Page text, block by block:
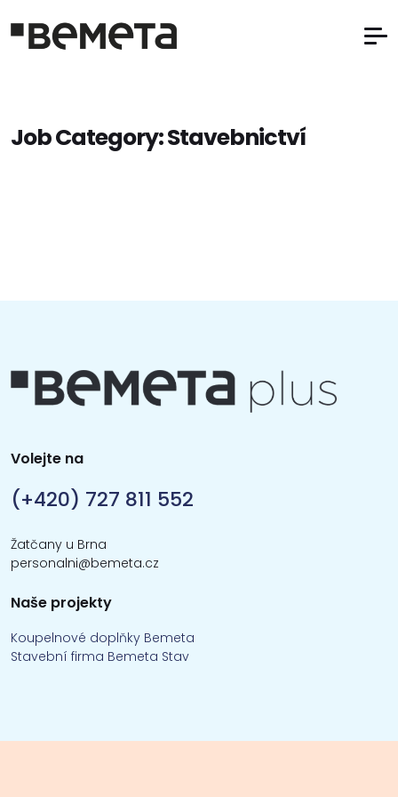
Job Category:Stavebnictví
Volejte na
(+420) 727 811 552
Žatčany u Brna
personalni@bemeta.cz
Naše projekty
Koupelnové doplňky Bemeta
Stavební firma Bemeta Stav